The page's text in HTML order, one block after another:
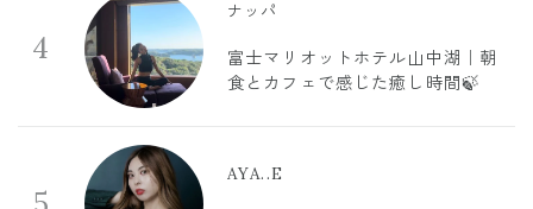
4
ナッパ
富士マリオットホテル山中湖｜朝
食とカフェで感じた癒し時間🍃
AYA..E